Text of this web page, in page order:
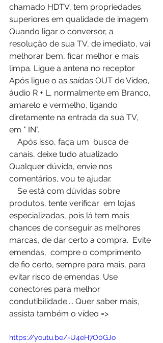
chamado HDTV, tem propriedades
superiores em qualidade de imagem.
Quando ligar o conversor, a
resolução de sua TV, de imediato, vai
melhorar bem, ficar melhor e mais
limpa. Ligue a antena no receptor
Após ligue o as saídas OUT de Vídeo,
áudio R + L, normalmente em Branco,
amarelo e vermelho, ligando
diretamente na entrada da sua TV,
em " IN".
canais, deixe tudo atualizado.
Qualquer dúvida, envie nos
comentários, vou te ajudar.
produtos, tente verificar  em lojas
especializadas, pois lá tem mais
chances de conseguir as melhores
marcas, de dar certo a compra.  Evite
emendas,  compre o comprimento
de fio certo, sempre para mais, para
evitar risco de emendas. Use
conectores para melhor
condutibilidade.... Quer saber mais,
assista também o vídeo =>
https://youtu.be/-U4eH7O0GJo